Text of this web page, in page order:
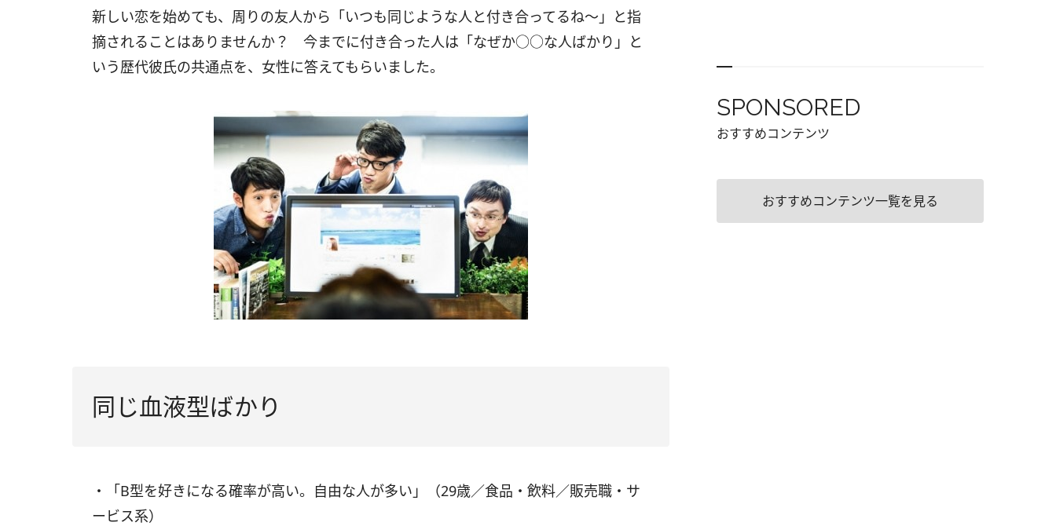
新しい恋を始めても、周りの友人から「いつも同じような人と付き合ってるね～」と指
摘されることはありませんか？ 今までに付き合った人は「なぜか○○な人ばかり」と
いう歴代彼氏の共通点を、女性に答えてもらいました。
同じ血液型ばかり
・「B型を好きになる確率が高い。自由な人が多い」（29歳／食品・飲料／販売職・サ
ービス系）
SPONSORED
おすすめコンテンツ
おすすめコンテンツ一覧を見る